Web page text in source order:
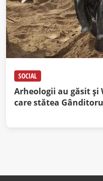
SOCIAL
Arheologii au găsit și
care stătea